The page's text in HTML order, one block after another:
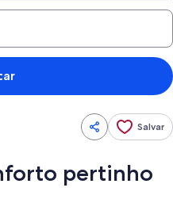
Salvar
pertinho